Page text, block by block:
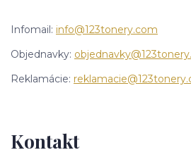
Infomail: info@123tonery.com
Objednavky:
Reklamácie:
Kontakt